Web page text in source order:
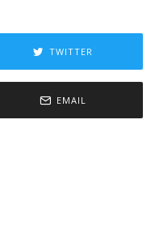
TWITTER
EMAIL